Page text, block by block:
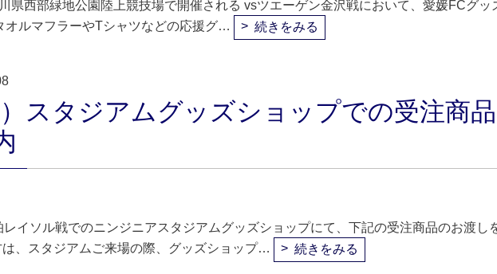
県西部緑地公園陸上競技場で開催される vsツエーゲン金沢戦において、愛媛FCグッ
オルマフラーやTシャツなどの応援グ…
続きをみる
スタジアムグッズショップでの受注商
イソル戦でのニンジニアスタジアムグッズショップにて、下記の受注商品のお渡し
は、スタジアムご来場の際、グッズショップ…
続きをみる